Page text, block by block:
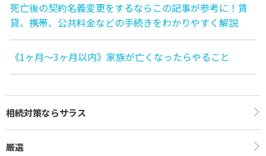
死亡後の契約名義変更をするならこの記事が参考に！賃
貸、携帯、公共料金などの手続きをわかりやすく解説
《1ヶ月〜3ヶ月以内》家族が亡くなったらやること
相続対策ならサラス
厳選